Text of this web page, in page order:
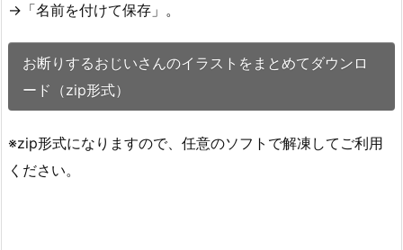
→「名前を付けて保存」。
お断りするおじいさんのイラストをまとめてダウンロ
ード（zip形式）
※zip形式になりますので、任意のソフトで解凍してご利用
ください。